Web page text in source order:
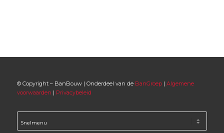
© Copyright – BanBouw | Onderdeel van de BanGroep| Algemene
voorwaarden | Privacybeleid